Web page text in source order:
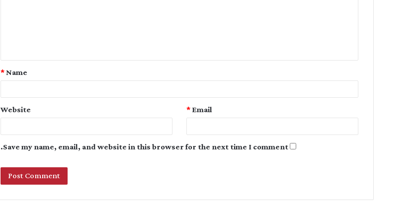
t
Name
*
Email
*
Website
Save my name, email, and website in this browser for the next time I comment.